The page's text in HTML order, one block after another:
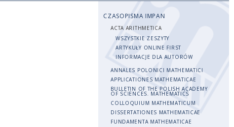
CZASOPISMA IMPAN
ACTA ARITHMETICA
WSZYSTKIE ZESZYTY
ARTYKUŁY ONLINE FIRST
INFORMACJE DLA AUTORÓW
ANNALES POLONICI MATHEMATICI
APPLICATIONES MATHEMATICAE
BULLETIN OF THE POLISH ACADEMY
OF SCIENCES. MATHEMATICS
COLLOQUIUM MATHEMATICUM
DISSERTATIONES MATHEMATICAE
FUNDAMENTA MATHEMATICAE